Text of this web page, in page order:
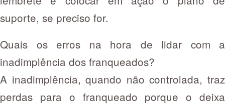
suporte, se preciso for.
Quais os erros na hora de lidar com a
inadimplência dos franqueados?
A inadimplência, quando não controlada, traz
perdas para o franqueado porque o deixa